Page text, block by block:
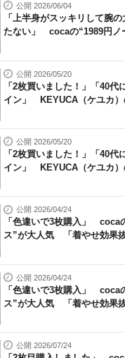
公開 2026/06/04
「上半身がスッキリして腕
たない」 cocaの“1989円ノ
公開 2026/05/20
「2枚買いました！」「40代
イン」 KEYUCA（ケユカ）
公開 2026/05/20
「2枚買いました！」「40代
イン」 KEYUCA（ケユカ）
公開 2026/04/24
「色違いで3枚購入」 coca
ス”が大人気 「着やせ効果
公開 2026/04/24
「色違いで3枚購入」 coca
ス”が大人気 「着やせ効果
公開 2026/07/24